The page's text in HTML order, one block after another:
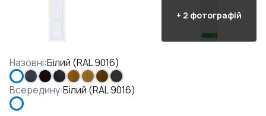
+ 2 фотографій
Назовні:Білий (RAL 9016)
Всередину:Білий (RAL 9016)